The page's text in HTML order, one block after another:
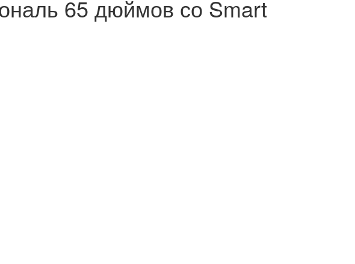
65 дюймов со Smart